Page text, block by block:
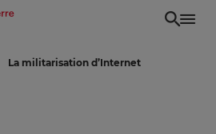
La militarisation d’Internet